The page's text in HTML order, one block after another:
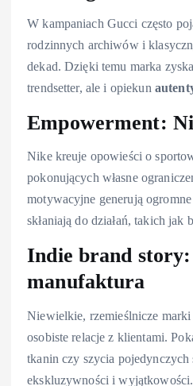
W kampaniach Gucci często
rodzinnych archiwów i
dekad. Dzięki temu marka
trendsetter, ale i opiekun
Empowerment:
Nike kreuje opowieści o
pokonujących własne
motywacyjne generują
skłaniają do działań, takich jak
Indie brand
manufaktura
Niewielkie, rzemieślnicze marki
osobiste relacje z klientami.
tkanin czy szycia
ekskluzywności i wyjątkowości.